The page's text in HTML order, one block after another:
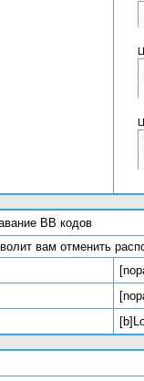
BB кодов
вам отменить